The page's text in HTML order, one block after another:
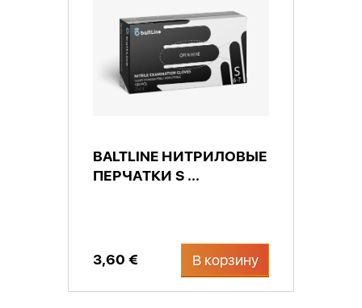
BALTLINE НИТРИЛОВЫЕ
ПЕРЧАТКИ S ...
3,60 € В корзину